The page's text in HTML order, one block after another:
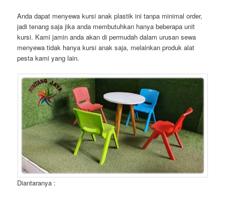
Anda dapat menyewa kursi anak plastik ini tanpa minimal order,
jadi tenang saja jika anda membutuhkan hanya beberapa unit
kursi. Kami jamin anda akan di permudah dalam urusan sewa
menyewa tidak hanya kursi anak saja, melainkan produk alat
pesta kami yang lain.
Diantaranya :